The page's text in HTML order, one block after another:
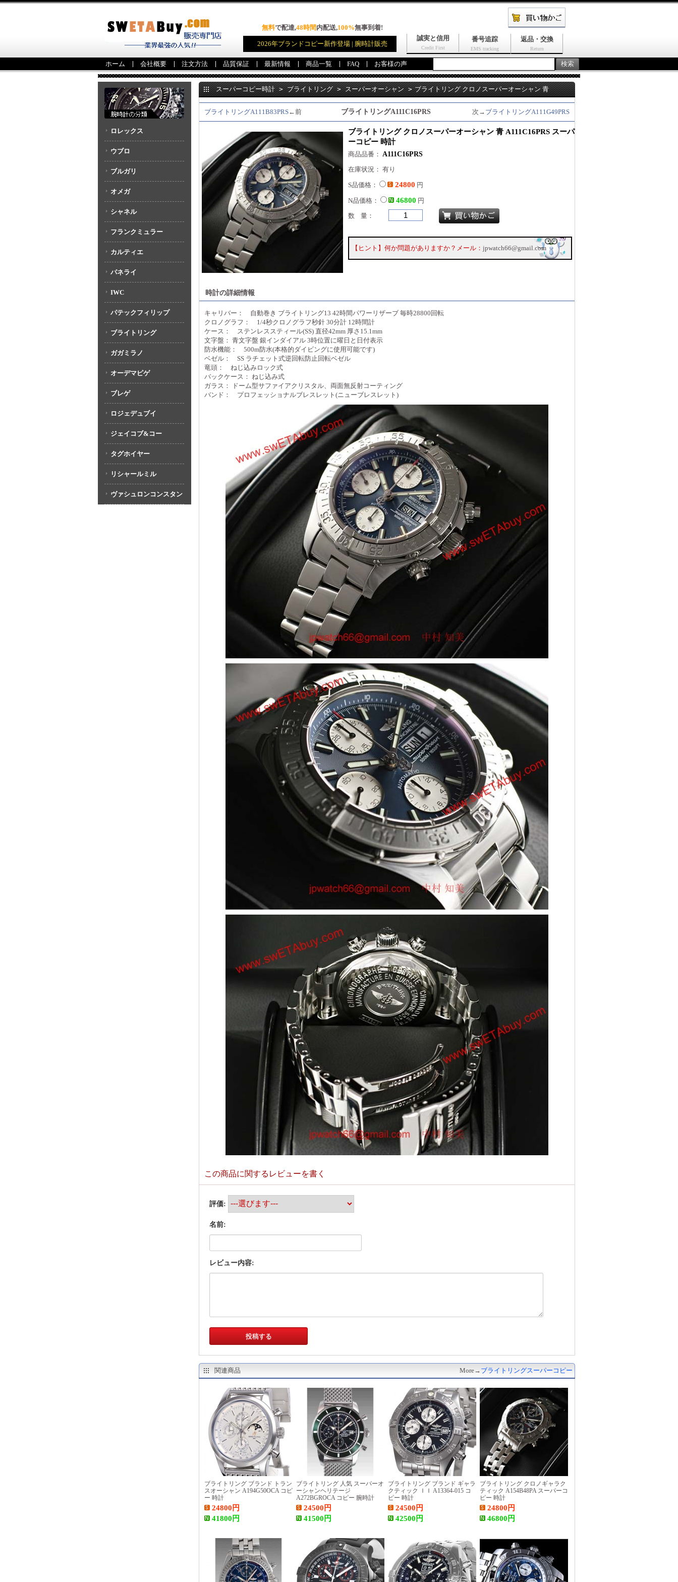
無料で配達,48時間 内配送,100%無事到着!
2026年ブランドコピー新作登場 | 腕時計販売
誠実と信用
Credit First
番号追踪
EMS tracking
返品・交換
Return
ホーム 会社概要 注文方法 品質保証 最新情報 商品一覧 FAQ お客様の声
スーパーコピー時計 > ブライトリング > スーパーオーシャン > ブライトリング クロノスーパーオーシャン 青
A111C16PRS スーパーコピー 時計
ブライトリングA111B83PRS←前 ブライトリングA111C16PRS 次→ ブライトリングA111G49PRS
ブライトリング クロノスーパーオーシャン 青 A111C16PRS スーパ
ーコピー 時計
商品品番： A111C16PRS
在庫状況： 有り
S品価格： 24800 円
N品価格： 46800 円
数 量：
【ヒント】何か問題がありますか？メール： jpwatch66@gmail.com
時計の詳細情報
キャリバー： 自動巻き ブライトリング13 42時間パワーリザーブ 毎時28800回転
クロノグラフ： 1/4秒クロノグラフ秒針 30分計 12時間計
ケース： ステンレススティール(SS) 直径42mm 厚さ15.1mm
文字盤： 青文字盤 銀インダイアル 3時位置に曜日と日付表示
防水機能： 500m防水(本格的ダイビングに使用可能です)
ベゼル： SS ラチェット式逆回転防止回転ベゼル
竜頭： ねじ込みロック式
バックケース： ねじ込み式
ガラス： ドーム型サファイアクリスタル、両面無反射コーティング
バンド： プロフェッショナルブレスレット(ニューブレスレット)
この商品に関するレビューを書く
評価:
名前:
レビュー内容:
関連商品 More→ ブライトリングスーパーコピー
ブライトリング ブランド トラン
スオーシャン A194G50OCA コピ
ー 時計
24800 円
41800 円
ブライトリング 人気 スーパーオ
ーシャンヘリテージ
A272BGROCA コピー 腕時計
24500 円
41500 円
ブライトリング ブランド ギャラ
クティック ＩＩ A13364-015 コ
ピー 時計
24500 円
42500 円
ブライトリング クロノギャラク
ティック A154B48PA スーパーコ
ピー 時計
24800 円
46800 円
ロレックス
ウブロ
ブルガリ
オメガ
シャネル
フランクミュラー
カルティエ
パネライ
IWC
パテックフィリップ
ブライトリング
ガガミラノ
オーデマピゲ
ブレゲ
ロジェデュブイ
ジェイコブ&コー
タグホイヤー
リシャールミル
ヴァシュロンコンスタン